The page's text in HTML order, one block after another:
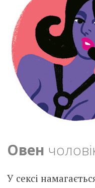
Овен
У сeксі